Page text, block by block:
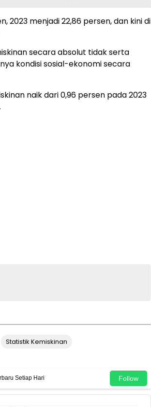
2023 menjadi 22,86 persen, dan kini di
secara absolut tidak serta
kondisi sosial-ekonomi secara
naik dari 0,96 persen pada 2023
Statistik Kemiskinan
Setiap Hari Follow